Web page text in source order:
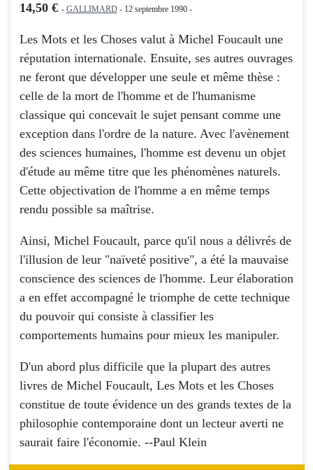
14,50 € - GALLIMARD- 12 septembre 1990 -
Les Mots et les Chosesvalut à Michel Foucault une
réputation internationale. Ensuite, ses autres ouvrages
ne feront que développer une seule et même thèse :
celle de la mort de l'homme et de l'humanisme
classique qui concevait le sujet pensant comme une
exception dans l'ordre de la nature. Avec l'avènement
des sciences humaines, l'homme est devenu un objet
d'étude au même titre que les phénomènes naturels.
Cette objectivation de l'homme a en même temps
rendu possible sa maîtrise.
Ainsi, Michel Foucault, parce qu'il nous a délivrés de
l'illusion de leur "naïveté positive", a été la mauvaise
conscience des sciences de l'homme. Leur élaboration
a en effet accompagné le triomphe de cette technique
du pouvoir qui consiste à classifier les
comportements humains pour mieux les manipuler.
D'un abord plus difficile que la plupart des autres
livres de Michel Foucault, Les Mots et les Choses
constitue de toute évidence un des grands textes de la
philosophie contemporaine dont un lecteur averti ne
saurait faire l'économie. --Paul Klein